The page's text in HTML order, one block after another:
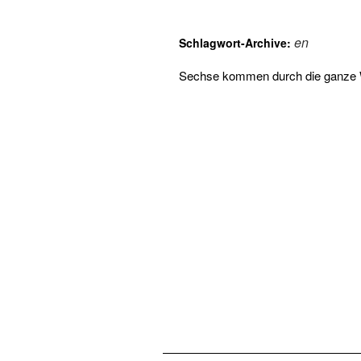
Schlagwort-Archive: en
Sechse kommen durch die ganze